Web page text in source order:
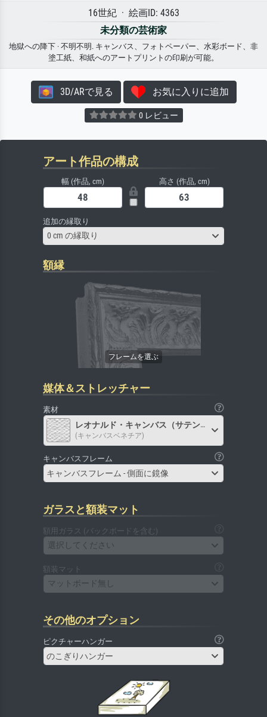
16世紀 · 絵画ID: 4363
未分類の芸術家
地獄への降下 · 不明不明. キャンバス、フォトペーパー、水彩ボード、非
塗工紙、和紙へのアートプリントの印刷が可能。
3D/ARで見る お気に入りに追加
0 レビュー
アート作品の構成
幅 (作品, cm) 高さ (作品, cm)
追加の縁取り
0 cm の縁取り
額縁
媒体＆ストレッチャー
素材
レオナルド・キャンバス（サテン）
(キャンバスベネチア)
キャンバスフレーム
キャンバスフレーム - 側面に鏡像
ガラスと額装マット
額用ガラス (バックボードを含む)
選択してください
額装マット
マットボード無し
その他のオプション
ピクチャーハンガー
のこぎりハンガー